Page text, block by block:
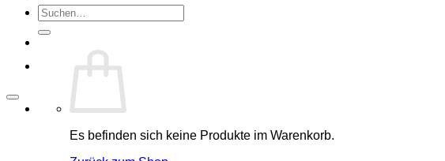
Suche
nach:
Es befinden sich keine Produkte im Warenkorb.